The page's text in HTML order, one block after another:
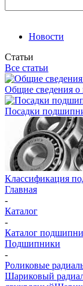
Новости
Статьи
Все статьи
Общие сведения
Посадки
Классификация
Главная
-
Каталог
-
Каталог
Подшипники
-
Роликовые
Шариковый